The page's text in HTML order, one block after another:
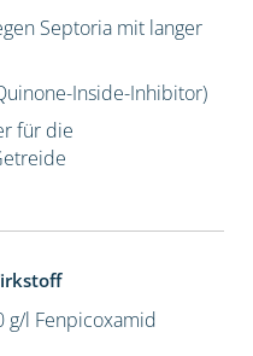
Septoria mit langer
Inside-Inhibitor)
für die
g/l Fenpicoxamid